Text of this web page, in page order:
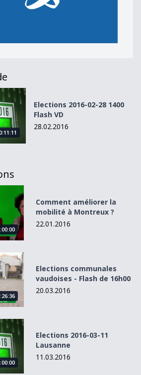
Flash VD
Elections 2016-02-28 1400
Flash VD
28.02.2016
mobilité à Montreux ?
Comment améliorer la
mobilité à Montreux ?
22.01.2016
vaudoises - Flash de 16h00
Elections communales
vaudoises - Flash de 16h00
20.03.2016
Elections 2016-03-11
Lausanne
11.03.2016